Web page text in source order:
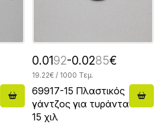
0.0192-0.0285€
19.22€ / 1000 Τεμ.
69917-15 Πλαστικός
γάντζος για τυράντα
15 χιλ